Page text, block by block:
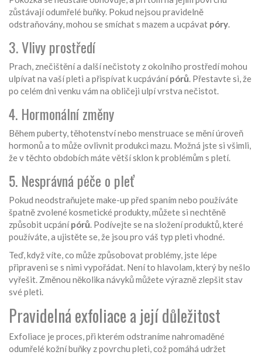
zůstávají odumřelé buňky. Pokud nejsou pravidelně
odstraňovány, mohou se smíchat s mazem a ucpávat póry.
3. Vlivy prostředí
Prach, znečištění a další nečistoty z okolního prostředí mohou
ulpívat na vaší pleti a přispívat k ucpávánípórů. Přestavte si, že
po celém dni venku vám na obličeji ulpí vrstva nečistot.
4. Hormonální změny
Během puberty, těhotenství nebo menstruace se mění úroveň
hormonů a to může ovlivnit produkci mazu. Možná jste si všimli,
že v těchto obdobích máte větší sklon k problémům s pletí.
5. Nesprávná péče o pleť
Pokud neodstraňujete make-up před spaním nebo používáte
špatně zvolené kosmetické produkty, můžete si nechtěně
způsobit ucpánípórů. Podívejte se na složení produktů, které
používáte, a ujistěte se, že jsou pro váš typ pleti vhodné.
Teď, když víte, co může způsobovat problémy, jste lépe
připraveni se s nimi vypořádat. Není to hlavolam, který by nešlo
vyřešit. Změnou několika návyků můžete výrazně zlepšit stav
své pleti.
Pravidelná exfoliace a její důležitost
Exfoliace je proces, při kterém odstraníme nahromaděné
odumřelé kožní buňky z povrchu pleti, což pomáhá udržet